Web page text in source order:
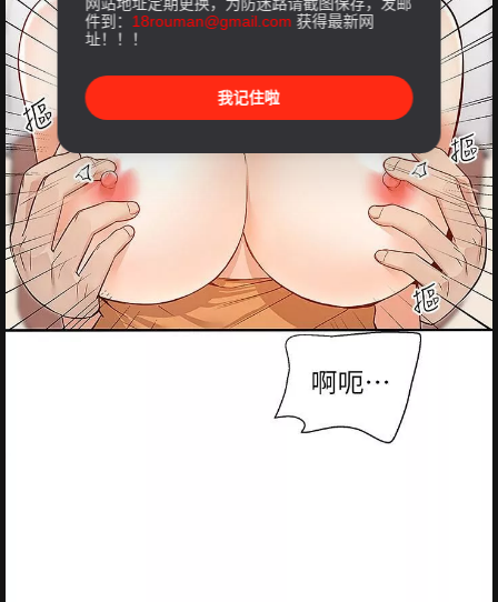
件到： 18rouman@gmail.com 获得最新网
址！！！
我记住啦